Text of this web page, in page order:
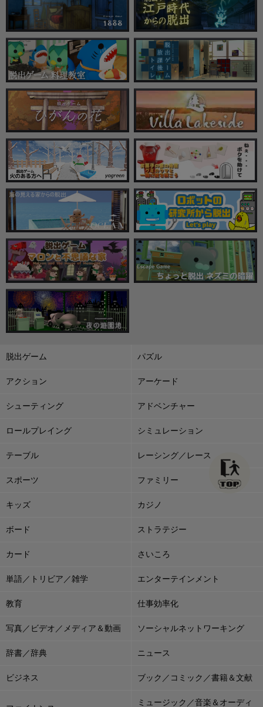
脱出ゲーム パズル
アクション アーケード
シューティング アドベンチャー
ロールプレイング シミュレーション
テーブル レーシング／レース
スポーツ ファミリー
キッズ カジノ
ボード ストラテジー
カード さいころ
単語／トリビア／雑学 エンターテインメント
教育 仕事効率化
写真／ビデオ／メディア＆動画 ソーシャルネットワーキング
辞書／辞典 ニュース
ビジネス ブック／コミック／書籍＆文献
ミュージック／音楽＆オーディ